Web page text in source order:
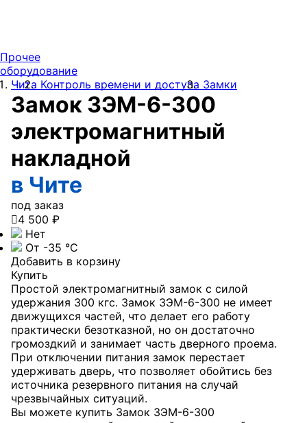
Прочее
оборудование
Чита Контроль времени и доступа Замки
Замок ЗЭМ-6-300
электромагнитный
накладной
в Чите
под заказ
4 500 ₽
Нет
От -35 °С
Добавить в корзину
Купить
Простой электромагнитный замок с силой
удержания 300 кгс. Замок ЗЭМ-6-300 не имеет
движущихся частей, что делает его работу
практически безотказной, но он достаточно
громоздкий и занимает часть дверного проема.
При отключении питания замок перестает
удерживать дверь, что позволяет обойтись без
источника резервного питания на случай
чрезвычайных ситуаций.
Вы можете купить Замок ЗЭМ-6-300